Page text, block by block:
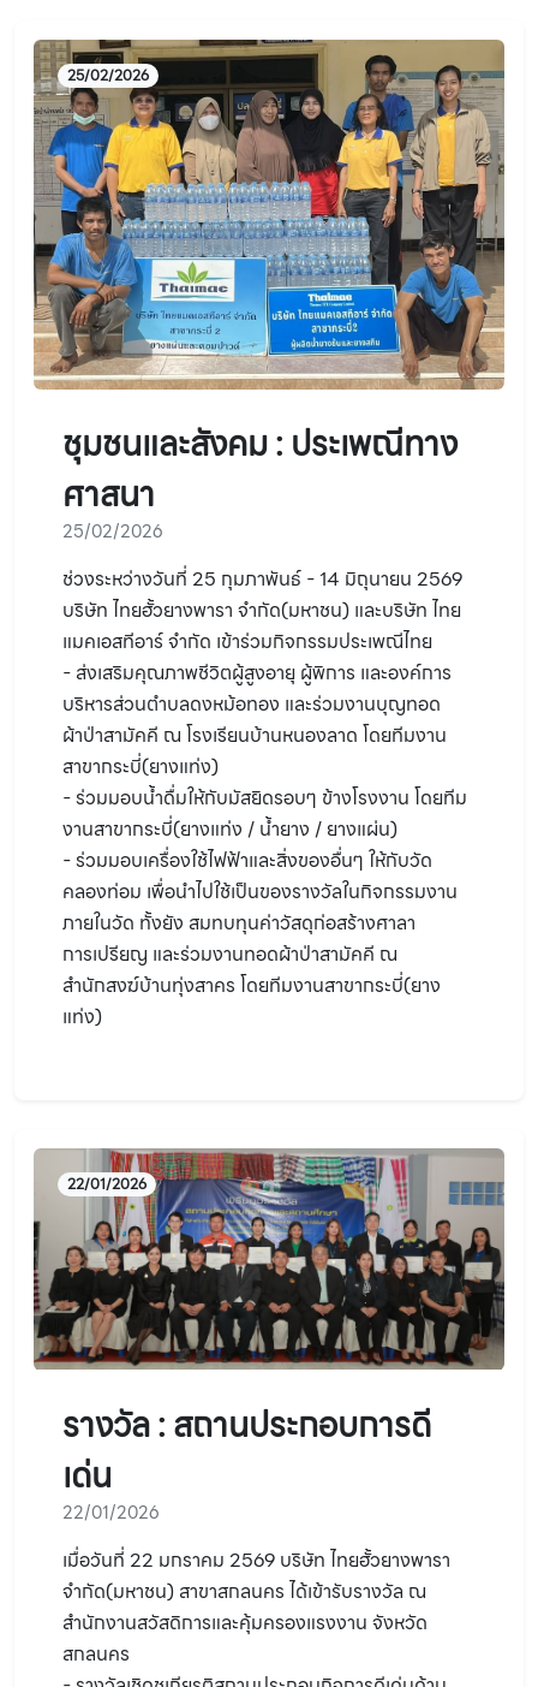
25/02/2026
ชุมชนและสังคม : ประเพณีทาง
ศาสนา
25/02/2026
ช่วงระหว่างวันที่ 25 กุมภาพันธ์ - 14 มิถุนายน 2569
บริษัท ไทยฮั้วยางพารา จำกัด(มหาชน) และบริษัท ไทย
แมคเอสทีอาร์ จำกัด เข้าร่วมกิจกรรมประเพณีไทย
- ส่งเสริมคุณภาพชีวิตผู้สูงอายุ ผู้พิการ และองค์การ
บริหารส่วนตำบลดงหม้อทอง และร่วมงานบุญทอด
ผ้าป่าสามัคคี ณ โรงเรียนบ้านหนองลาด โดยทีมงาน
สาขากระบี่(ยางแท่ง)
- ร่วมมอบน้ำดื่มให้กับมัสยิดรอบๆ ข้างโรงงาน โดยทีม
งานสาขากระบี่(ยางแท่ง / น้ำยาง / ยางแผ่น)
- ร่วมมอบเครื่องใช้ไฟฟ้าและสิ่งของอื่นๆ ให้กับวัด
คลองท่อม เพื่อนำไปใช้เป็นของรางวัลในกิจกรรมงาน
ภายในวัด ทั้งยัง สมทบทุนค่าวัสดุก่อสร้างศาลา
การเปรียญ และร่วมงานทอดผ้าป่าสามัคคี ณ
สำนักสงฆ์บ้านทุ่งสาคร โดยทีมงานสาขากระบี่(ยาง
แท่ง)
22/01/2026
รางวัล : สถานประกอบการดี
เด่น
22/01/2026
เมื่อวันที่ 22 มกราคม 2569 บริษัท ไทยฮั้วยางพารา
จำกัด(มหาชน) สาขาสกลนคร ได้เข้ารับรางวัล ณ
สำนักงานสวัสดิการและคุ้มครองแรงงาน จังหวัด
สกลนคร